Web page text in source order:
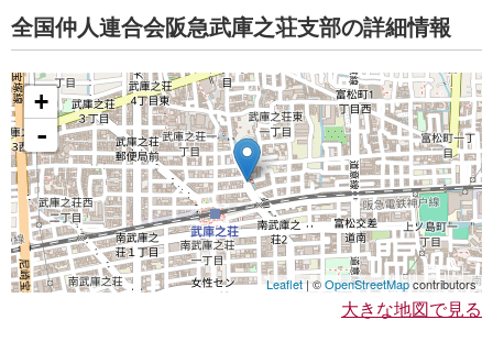
全国仲人連合会阪急武庫之荘支部の詳細情報
+
-
Leaflet| ©OpenStreetMapcontributors
大きな地図で見る